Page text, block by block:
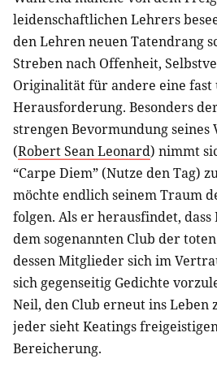
leidenschaftlichen Lehrers
den Lehren neuen Tatendrang
Streben nach Offenheit,
Originalität für andere eine
Herausforderung. Besonders
strengen Bevormundung seines
(Robert Sean Leonard) nimmt
“Carpe Diem” (Nutze den Tag)
möchte endlich seinem Traum
folgen. Als er herausfindet, dass
dem sogenannten Club der
dessen Mitglieder sich im
sich gegenseitig Gedichte
Neil, den Club erneut ins Leben
jeder sieht Keatings
Bereicherung.